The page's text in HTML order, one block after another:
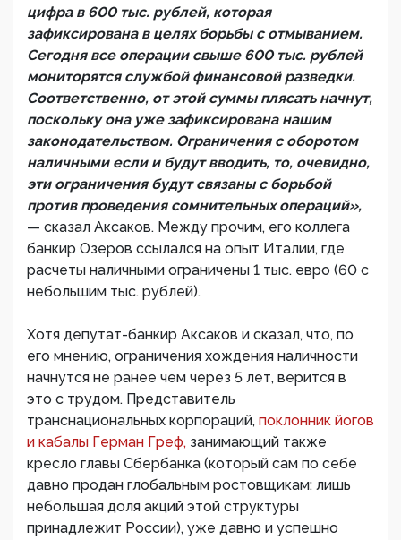
цифра в 600 тыс. рублей, которая
зафиксирована в целях борьбы с отмыванием.
Сегодня все операции свыше 600 тыс. рублей
мониторятся службой финансовой разведки.
Соответственно, от этой суммы плясать начнут,
поскольку она уже зафиксирована нашим
законодательством. Ограничения с оборотом
наличными если и будут вводить, то, очевидно,
эти ограничения будут связаны с борьбой
против проведения сомнительных операций»,
— сказал Аксаков. Между прочим, его коллега
банкир Озеров ссылался на опыт Италии, где
расчеты наличными ограничены 1 тыс. евро (60 с
небольшим тыс. рублей).
Хотя депутат-банкир Аксаков и сказал, что, по
его мнению, ограничения хождения наличности
начнутся не ранее чем через 5 лет, верится в
это с трудом. Представитель
транснациональных корпораций, поклонник йогов
и кабалы Герман Греф, занимающий также
кресло главы Сбербанка (который сам по себе
давно продан глобальным ростовщикам: лишь
небольшая доля акций этой структуры
принадлежит России), уже давно и успешно